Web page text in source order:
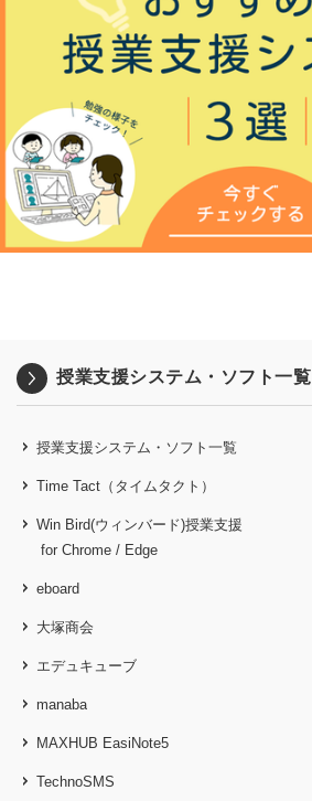
授業支援システム・ソフト一覧
授業支援システム・ソフト一覧
Time Tact（タイムタクト）
Win Bird(ウィンバード)授業支援
for Chrome / Edge
eboard
大塚商会
エデュキューブ
manaba
MAXHUB EasiNote5
TechnoSMS